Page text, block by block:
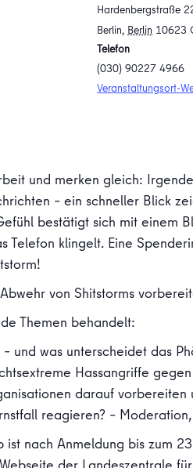
Hardenbergstraße
Berlin, Berlin 10623
Telefon
(030) 90227 4966
Veranstaltungsort-
und merken gleich:
– ein schneller Blick
bestätigt sich mit einem
Telefon klingelt. Eine
von Shitstorms
Themen behandelt:
– und was unterscheidet das
Hassangriffe
darauf vorbereiten
reagieren? –
ist nach Anmeldung bis zum